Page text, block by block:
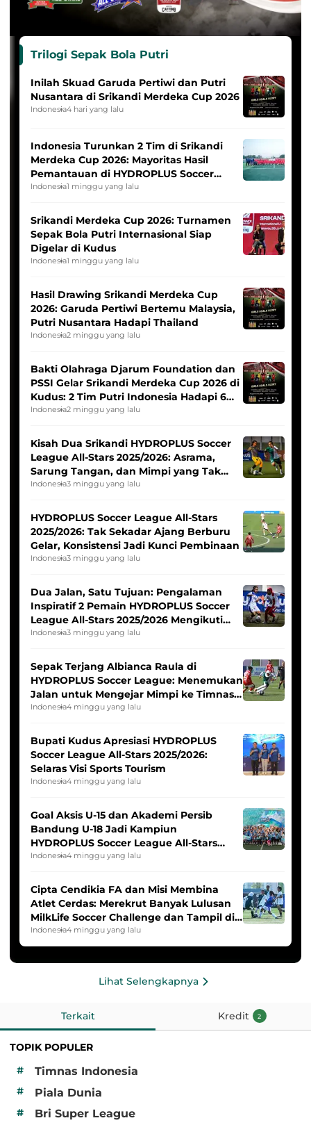
Trilogi Sepak Bola Putri
Inilah Skuad Garuda Pertiwi dan Putri
Nusantara di Srikandi Merdeka Cup 2026
Indonesia4 hari yang lalu
Indonesia Turunkan 2 Tim di Srikandi
Merdeka Cup 2026: Mayoritas Hasil
Pemantauan di HYDROPLUS Soccer
League
Indonesia1 minggu yang lalu
Srikandi Merdeka Cup 2026: Turnamen
Sepak Bola Putri Internasional Siap
Digelar di Kudus
Indonesia1 minggu yang lalu
Hasil Drawing Srikandi Merdeka Cup
2026: Garuda Pertiwi Bertemu Malaysia,
Putri Nusantara Hadapi Thailand
Indonesia2 minggu yang lalu
Bakti Olahraga Djarum Foundation dan
PSSI Gelar Srikandi Merdeka Cup 2026 di
Kudus: 2 Tim Putri Indonesia Hadapi 6
Tim Asia
Indonesia2 minggu yang lalu
Kisah Dua Srikandi HYDROPLUS Soccer
League All-Stars 2025/2026: Asrama,
Sarung Tangan, dan Mimpi yang Tak
Pernah Padam
Indonesia3 minggu yang lalu
HYDROPLUS Soccer League All-Stars
2025/2026: Tak Sekadar Ajang Berburu
Gelar, Konsistensi Jadi Kunci Pembinaan
Indonesia3 minggu yang lalu
Dua Jalan, Satu Tujuan: Pengalaman
Inspiratif 2 Pemain HYDROPLUS Soccer
League All-Stars 2025/2026 Mengikuti
Seleksi Timnas Indonesia Putri
Indonesia3 minggu yang lalu
Sepak Terjang Albianca Raula di
HYDROPLUS Soccer League: Menemukan
Jalan untuk Mengejar Mimpi ke Timnas
Indonesia Putri
Indonesia4 minggu yang lalu
Bupati Kudus Apresiasi HYDROPLUS
Soccer League All-Stars 2025/2026:
Selaras Visi Sports Tourism
Indonesia4 minggu yang lalu
Goal Aksis U-15 dan Akademi Persib
Bandung U-18 Jadi Kampiun
HYDROPLUS Soccer League All-Stars
2025/2026
Indonesia4 minggu yang lalu
Cipta Cendikia FA dan Misi Membina
Atlet Cerdas: Merekrut Banyak Lulusan
MilkLife Soccer Challenge dan Tampil di
HYDROPLUS Soccer League
Indonesia4 minggu yang lalu
Lihat Selengkapnya
Terkait Kredit 2
TOPIK POPULER
#
Timnas Indonesia
# Piala Dunia
# Bri Super League